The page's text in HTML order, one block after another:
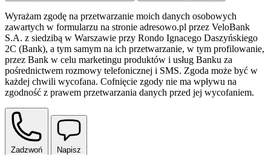
Wyrażam zgodę na przetwarzanie moich danych osobowych
zawartych w formularzu na stronie adresowo.pl przez VeloBank
S.A. z siedzibą w Warszawie przy Rondo Ignacego Daszyńskiego
2C (Bank), a tym samym na ich przetwarzanie, w tym profilowanie,
przez Bank w celu marketingu produktów i usług Banku za
pośrednictwem rozmowy telefonicznej i SMS. Zgoda może być w
każdej chwili wycofana. Cofnięcie zgody nie ma wpływu na
zgodność z prawem przetwarzania danych przed jej wycofaniem.
Zadzwoń Napisz